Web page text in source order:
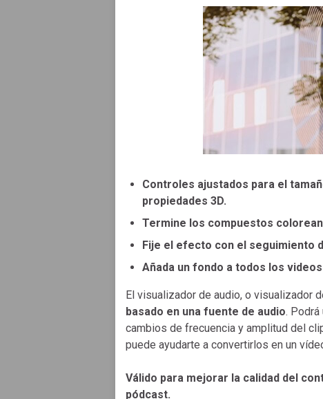
Controles ajustados para el
propiedades 3D.
Termine los compuestos
Fije el efecto con el seguimiento
Añada un fondo a todos los
El visualizador de audio, o visualizador
basado en una fuente de audio. Podrá
cambios de frecuencia y amplitud del
puede ayudarte a convertirlos en un
Válido para mejorar la calidad del
pódcast.